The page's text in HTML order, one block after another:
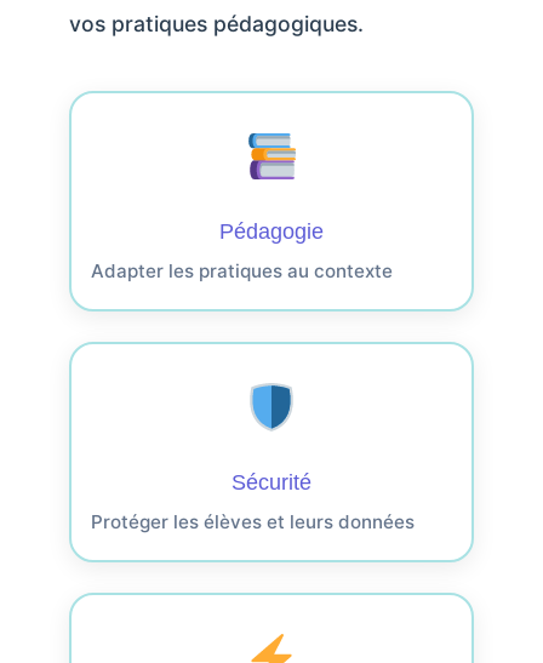
vos pratiques pédagogiques.
Pédagogie
Adapter les pratiques au contexte
Sécurité
Protéger les élèves et leurs données